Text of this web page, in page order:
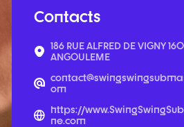
Contacts
186 RUE ALFRED DE VIGNY
ANGOULEME
om
https://
ne.com